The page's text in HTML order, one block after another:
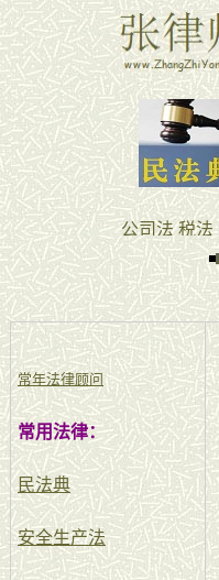
常年法律顾问
常用法律：
民法典
安全生产法